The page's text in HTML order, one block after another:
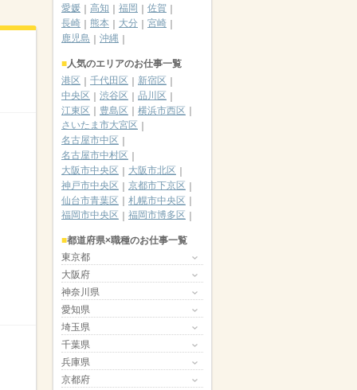
愛媛
高知 福岡
佐賀
長崎
熊本 大分
宮崎
鹿児島
沖縄
人気のエリアのお仕事一覧
港区
千代田区
新宿区
中央区
渋谷区
品川区
江東区
豊島区
横浜市西区
さいたま市大宮区
名古屋市中区
名古屋市中村区
大阪市中央区
大阪市北区
神戸市中央区
京都市下京区
仙台市青葉区
札幌市中央区
福岡市中央区
福岡市博多区
都道府県×職種のお仕事一覧
東京都
大阪府
神奈川県
愛知県
埼玉県
千葉県
兵庫県
京都府